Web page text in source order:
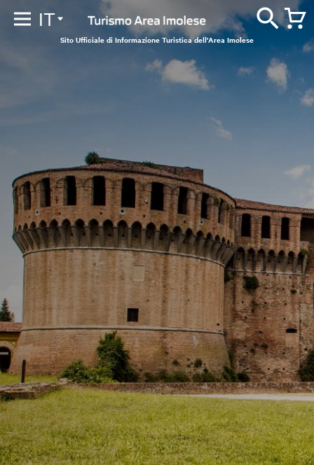
IT
Sito Ufficiale di Informazione Turistica dell'Area Imolese